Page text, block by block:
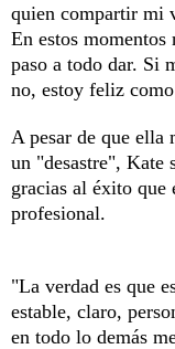
quien compartir mi
En estos
paso a todo dar. Si
no, estoy feliz
A pesar de que ella
un "desastre", Kate
gracias al éxito que
profesional.
"La verdad es que
estable, claro,
en todo lo demás